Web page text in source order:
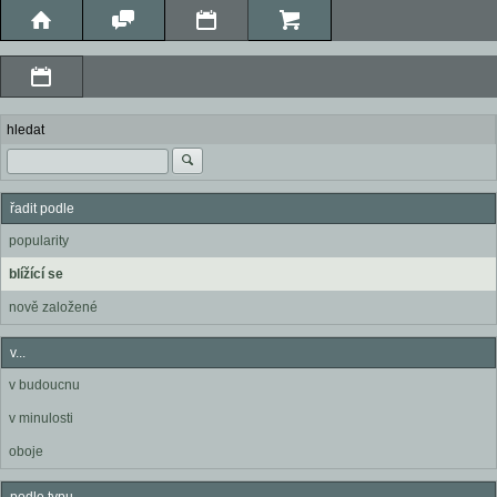
hledat
řadit podle
popularity
blížící se
nově založené
v...
v budoucnu
v minulosti
oboje